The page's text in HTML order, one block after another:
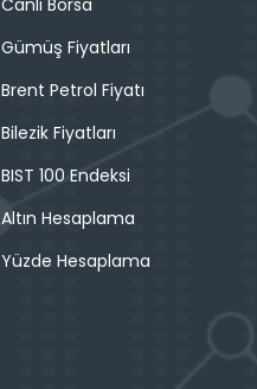
Canlı Borsa
Gümüş Fiyatları
Brent Petrol Fiyatı
Bilezik Fiyatları
BIST 100 Endeksi
Altın Hesaplama
Yüzde Hesaplama